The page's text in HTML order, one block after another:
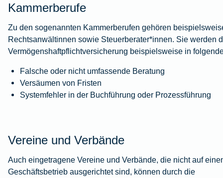
Kammerberufe
Zu den sogenannten Kammerberufen gehören
Rechtsanwältinnen sowie Steuerberater*innen. Sie werden
Vermögenshaftpflichtversicherung beispielsweise in
Falsche oder nicht umfassende Beratung
Versäumen von Fristen
Systemfehler in der Buchführung oder Prozessführung
Vereine und Verbände
Auch eingetragene Vereine und Verbände, die nicht auf
Geschäftsbetrieb ausgerichtet sind, können durch die